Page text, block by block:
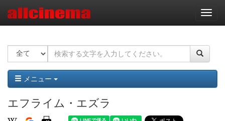
ナ
ビ
ー
ョ
ン
メニュー
エフライム・エズラ